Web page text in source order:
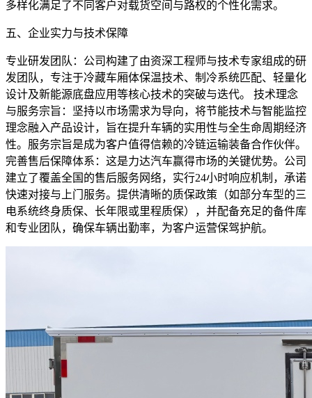
多样化满足了不同客户对载货空间与路权的个性化需求。
五、企业实力与技术保障
专业研发团队：公司构建了由资深工程师与技术专家组成的研
发团队，专注于冷藏车厢体保温技术、制冷系统匹配、轻量化
设计及新能源底盘应用等核心技术的突破与迭代。 技术理念
与服务宗旨：坚持以市场需求为导向，将节能技术与智能监控
理念融入产品设计，旨在提升车辆的实用性与全生命周期经济
性。服务宗旨是成为客户值得信赖的冷链运输装备合作伙伴。
完善售后保障体系：这是力达汽车赢得市场的关键优势。公司
建立了覆盖全国的售后服务网络，实行24小时响应机制，承诺
快速对接与上门服务。提供清晰的质保政策（如部分车型的三
电系统终身质保、长年限或里程质保），并配备充足的备件库
和专业团队，确保车辆出勤率，为客户运营保驾护航。